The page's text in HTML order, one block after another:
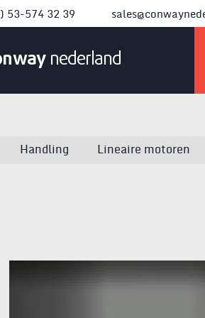
53-574 32 39
nederland
Handling Lineaire motoren